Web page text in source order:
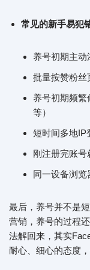
常见的新手易犯
养号初期主动
批量按赞粉丝
养号初期频
等）
短时间多地IP
刚注册完账
同一设备浏
最后，养号并不是
营销，养号的过程
法解回来，其实
耐心、细心的态度